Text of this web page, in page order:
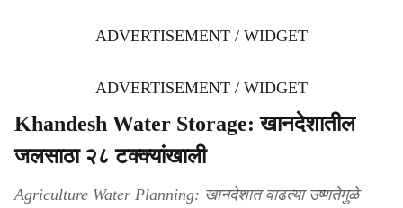
ADVERTISEMENT / WIDGET
ADVERTISEMENT / WIDGET
Khandesh Water Storage: खानदेशातील
जलसाठा २८ टक्क्यांखाली
Agriculture Water Planning: खानदेशात वाढत्या उष्णतेमुळे